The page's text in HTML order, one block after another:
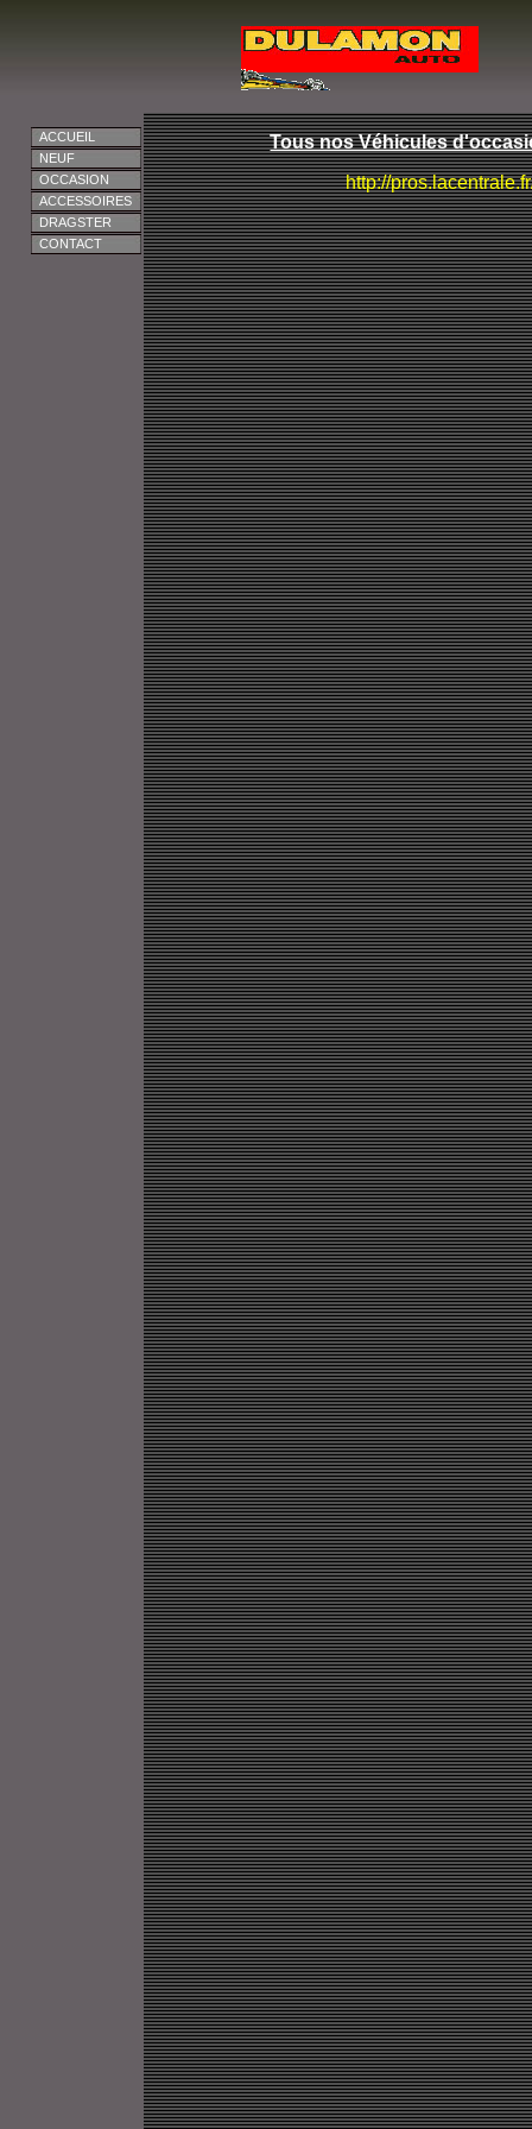
ACCUEIL
NEUF
OCCASION
ACCESSOIRES
DRAGSTER
CONTACT
Tous nos Véhicules
http://